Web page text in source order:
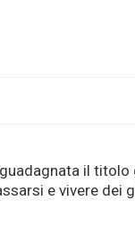
il
e vivere dei